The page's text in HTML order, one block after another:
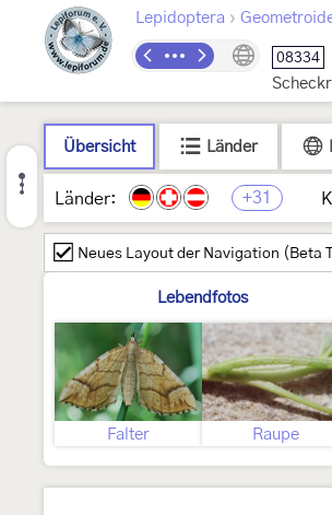
Lepidoptera ›
08334
Übersicht Länder
Länder: +31
Neues Layout der Navigation (Beta
Lebendfotos
Falter Raupe